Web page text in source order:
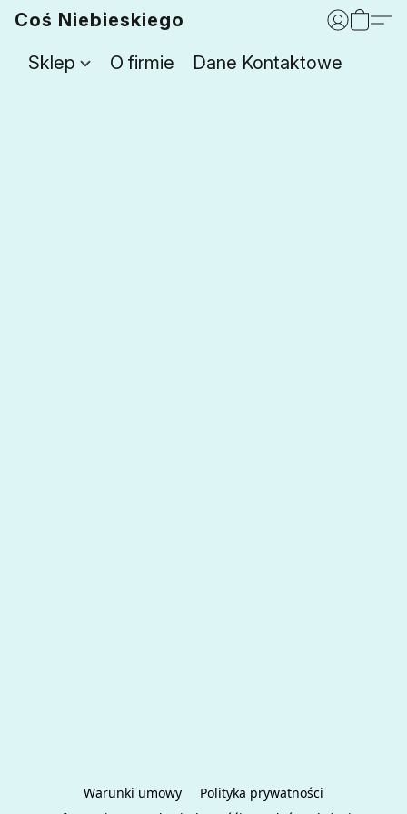
Coś Niebieskiego
Sklep
O firmie Dane Kontaktowe
Warunki umowy
Polityka prywatności